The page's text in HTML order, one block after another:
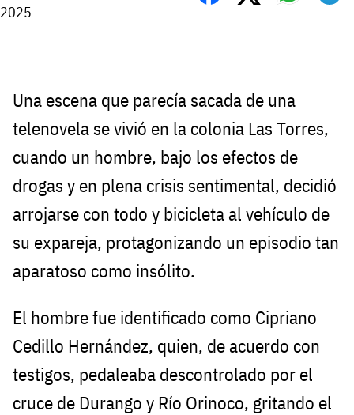
2025
Una escena que parecía sacada de una
telenovela se vivió en la colonia Las Torres,
cuando un hombre, bajo los efectos de
drogas y en plena crisis sentimental, decidió
arrojarse con todo y bicicleta al vehículo de
su expareja, protagonizando un episodio tan
aparatoso como insólito.
El hombre fue identificado como Cipriano
Cedillo Hernández, quien, de acuerdo con
testigos, pedaleaba descontrolado por el
cruce de Durango y Río Orinoco, gritando el